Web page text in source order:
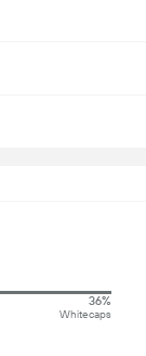
36%
Whitecaps